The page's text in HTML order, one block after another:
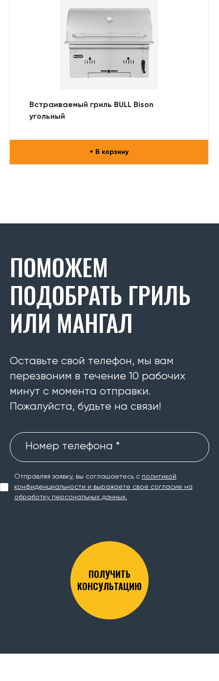
Встраиваемый гриль BULL Bison
угольный
+ В корзину
ПОМОЖЕМ
ПОДОБРАТЬ ГРИЛЬ
ИЛИ МАНГАЛ
Оставьте свой телефон, мы вам
перезвоним в течение 10 рабочих
минут с момента отправки.
Пожалуйста, будьте на связи!
Номер телефона *
Отправляя заявку, вы соглашаетесь с политикой
конфиденциальности и выражаете свое согласие на
обработку персональных данных.
ПОЛУЧИТЬ
КОНСУЛЬТАЦИЮ